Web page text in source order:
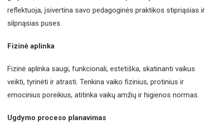
reflektuoja, įsivertina savo pedagoginės praktikos stipriąsias ir
silpnąsias puses.
Fizinė aplinka
Fizinė aplinka saugi, funkcionali, estetiška, skatinanti vaikus
veikti, tyrinėti ir atrasti. Tenkina vaiko fizinius, protinius ir
emocinius poreikius, atitinka vaikų amžių ir higienos normas.
Ugdymo proceso planavimas